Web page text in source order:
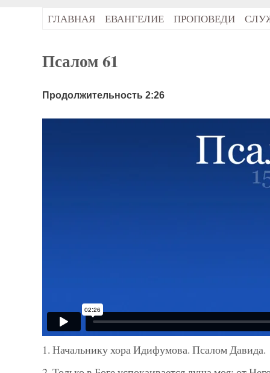
ГЛАВНАЯ ЕВАНГЕЛИЕ ПРОПОВЕДИ
Псалом 61
Продолжительность 2:26
1. Начальнику хора Идифумова. Псалом Давида.